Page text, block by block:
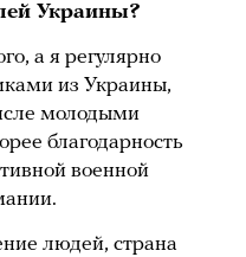
Украины?
а я регулярно
из Украины,
молодыми
благодарность
военной
людей, страна